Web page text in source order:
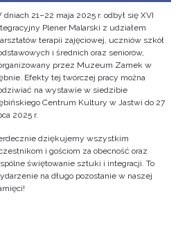
dniach 21–22 maja 2025 r. odbył się XVI
Plener Malarski z udziałem
terapii zajęciowej, uczniów szkół
i średnich oraz seniorów,
przez Muzeum Zamek w
Efekty tej twórczej pracy można
na wystawie w siedzibie
Centrum Kultury w Jastwi do 27
2025 r.
dziękujemy wszystkim
i gościom za obecność oraz
świętowanie sztuki i integracji. To
na długo pozostanie w naszej